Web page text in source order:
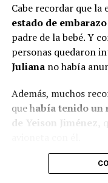
Cabe recordar que la
estado de embarazo
padre de la bebé. Y
personas quedaron
Julianano había
Además, muchos
que había tenido un
de Yeison Jiménez,
Lee también: